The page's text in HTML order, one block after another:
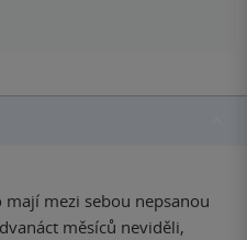
mají mezi sebou nepsanou
měsíců neviděli,